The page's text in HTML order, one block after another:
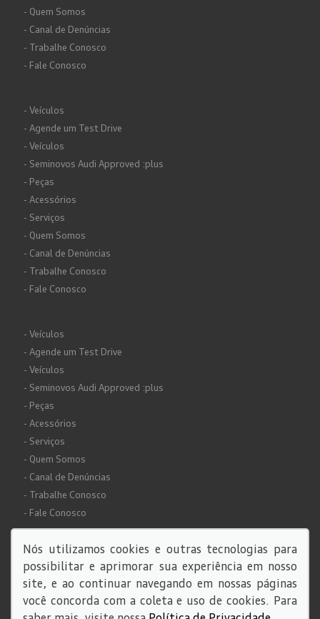
- Quem Somos
- Canal de Denúncias
- Trabalhe Conosco
- Fale Conosco
- Veículos
- Agende um Test Drive
- Veículos
- Seminovos Audi Approved :plus
- Peças
- Acessórios
- Serviços
- Quem Somos
- Canal de Denúncias
- Trabalhe Conosco
- Fale Conosco
- Veículos
- Agende um Test Drive
- Veículos
- Seminovos Audi Approved :plus
- Peças
- Acessórios
- Serviços
- Quem Somos
- Canal de Denúncias
- Trabalhe Conosco
- Fale Conosco
© Copyright 2026
Nós utilizamos cookies e outras tecnologias para
possibilitar e aprimorar sua experiência em nosso
site, e ao continuar navegando em nossas páginas
você concorda com a coleta e uso de cookies. Para